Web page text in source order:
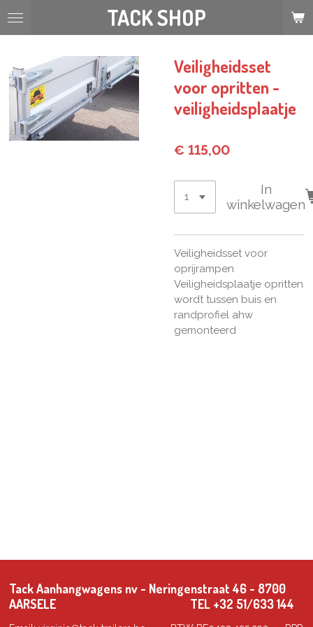
Ga
hoofdinhoud
TACK SHOP
Veiligheidsset
voor opritten -
veiligheidsplaatje
€ 115,00
In
winkelwagen
Veiligheidsset voor
oprijrampen
Veiligheidsplaatje opritten
wordt tussen buis en
randprofiel ahw
gemonteerd
Tack Aanhangwagens nv - Neringenstraat 46 - 8700
AARSELE TEL +32 51/633 144